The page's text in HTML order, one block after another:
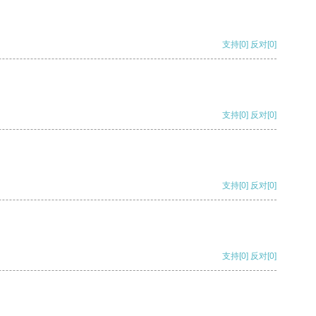
支持[0] 反对[0]
支持[0] 反对[0]
支持[0] 反对[0]
支持[0] 反对[0]